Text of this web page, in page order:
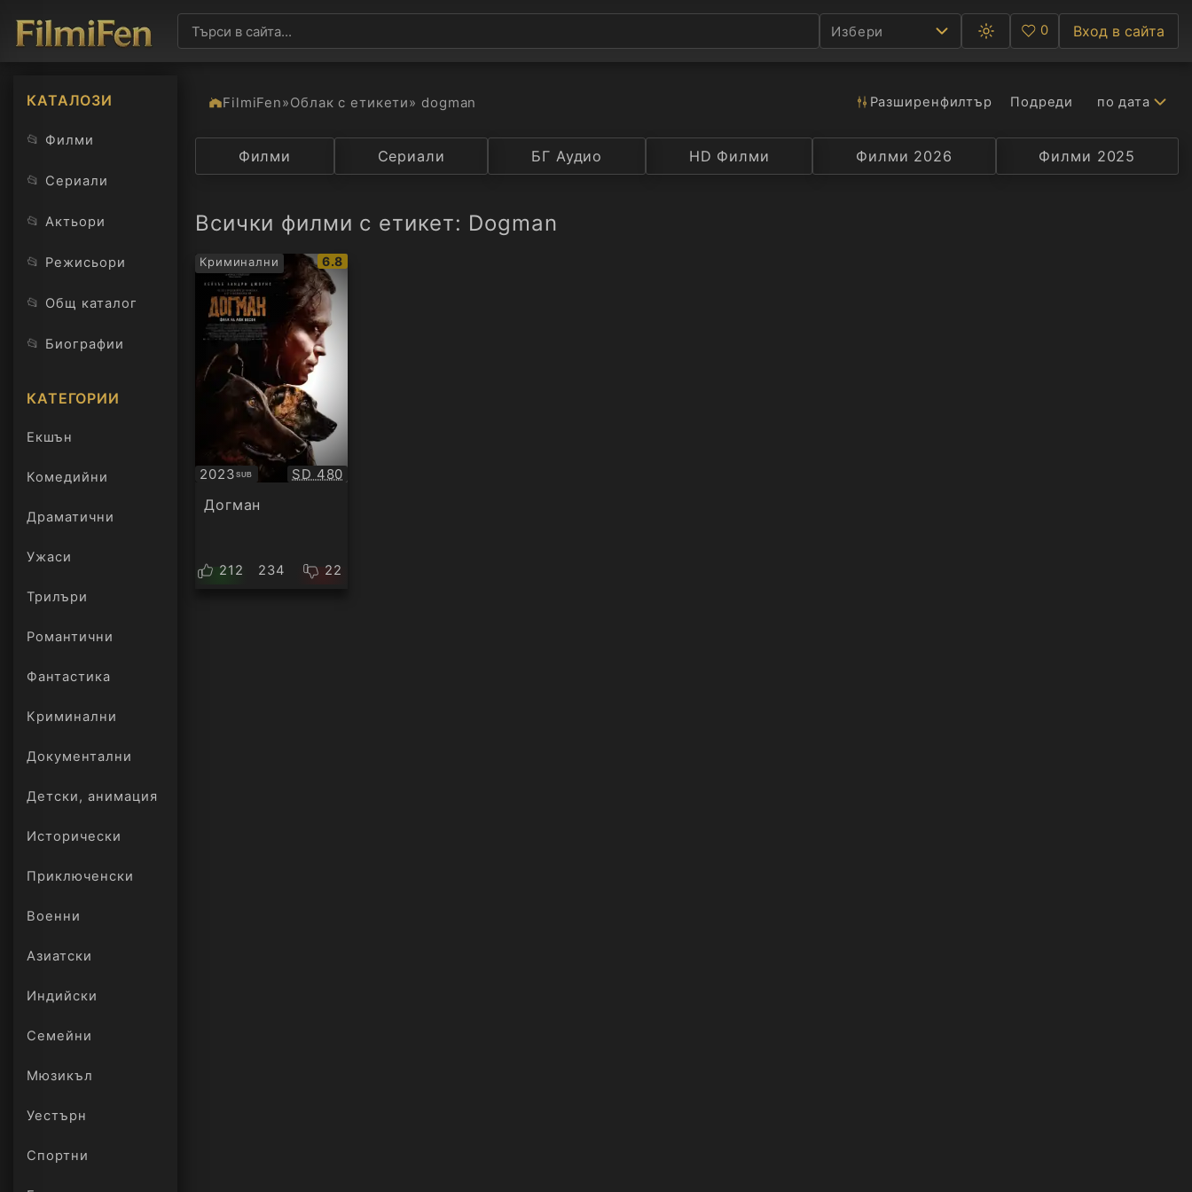
Избери
Превключване
между
светла
Любими
0 Вход в сайта
КАТАЛОЗИ
📂 Филми
📂 Сериали
📂 Актьори
📂 Режисьори
📂 Общ каталог
📂 Биографии
КАТЕГОРИИ
Екшън
Комедийни
Драматични
Ужаси
Трилъри
онлайн
Романтични
Фантастика
Криминални
Документални
Детски, анимация
Исторически
Приключенски
Военни
Азиатски
Индийски
Семейни
Мюзикъл
Уестърн
Спортни
FilmiFen»Облак с етикети» dogman Разширенфилтър Подреди по дата
Категория Държава Рейтинг Селекция Превод Актьор
Филми Сериали БГ Аудио HD Филми Филми 2026 Филми 2025
Всички филми с етикет: Dogman
Криминални
IMDb
рейтинг:
6.8
2023SUB
Субтитри Качество:
SD 480
Догман
212 234 22